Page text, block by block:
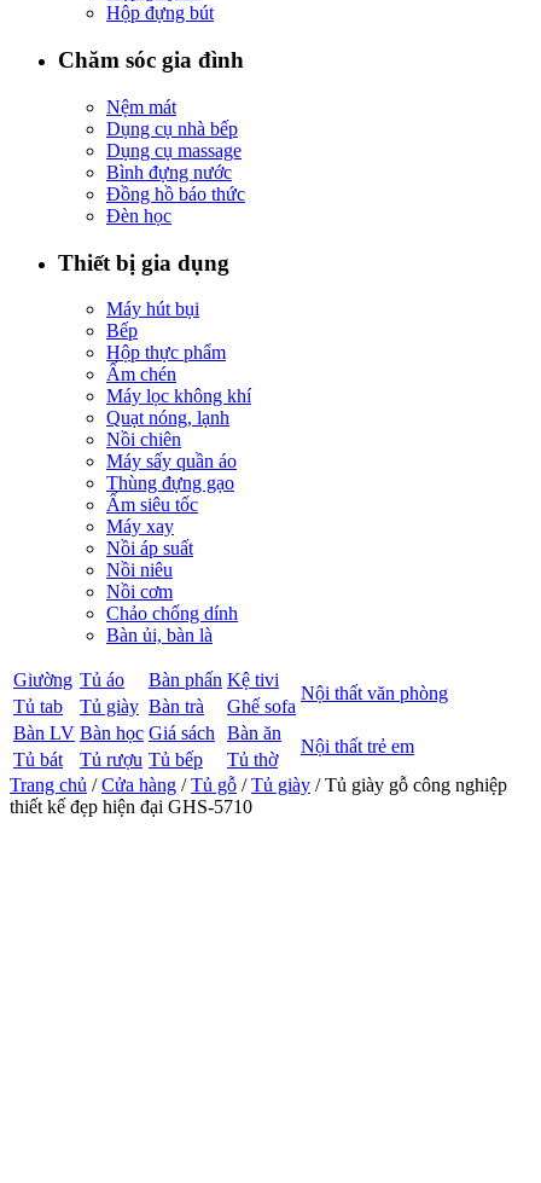
Hộp đựng bút
Chăm sóc gia đình
Nệm mát
Dụng cụ nhà bếp
Dụng cụ massage
Bình đựng nước
Đồng hồ báo thức
Đèn học
Thiết bị gia dụng
Máy hút bụi
Bếp
Hộp thực phẩm
Ấm chén
Máy lọc không khí
Quạt nóng, lạnh
Nồi chiên
Máy sấy quần áo
Thùng đựng gạo
Ấm siêu tốc
Máy xay
Nồi áp suất
Nồi niêu
Nồi cơm
Chảo chống dính
Bàn ủi, bàn là
Giường Tủ áo Bàn phấn Kệ tivi
Nội thất văn phòng
Tủ tab Tủ giày Bàn trà
Ghế sofa
Bàn LV Bàn học Giá sách Bàn ăn
Nội thất trẻ em
Tủ bát Tủ rượu Tủ bếp
Tủ thờ
Trang chủ /Cửa hàng /Tủ gỗ /Tủ giày / Tủ giày gỗ công nghiệp
thiết kế đẹp hiện đại GHS-5710